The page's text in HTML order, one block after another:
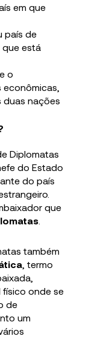
em que
país de
que está
o
duas nações
Diplomatas
do Estado
do país
que
também
, termo
físico onde se
de
um